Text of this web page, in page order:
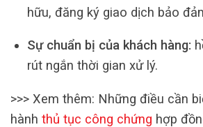
hữu, đăng ký giao dịch bảo
Sự chuẩn bị của khách hàng:
rút ngắn thời gian xử lý.
>>> Xem thêm: Những điều cần
hành thủ tục công chứng hợp